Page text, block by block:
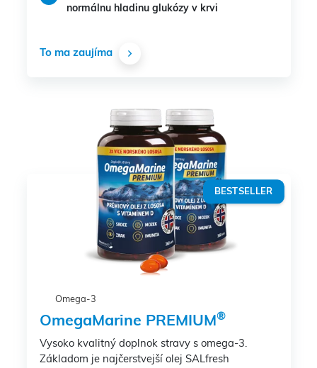
normálnu hladinu glukózy v krvi
To ma zaujíma
BESTSELLER
Omega-3
OmegaMarine PREMIUM®
Vysoko kvalitný doplnok stravy s omega-3.
Základom je najčerstvejší olej SALfresh